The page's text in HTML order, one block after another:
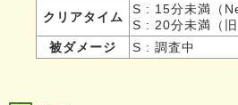
クリアタイム
S : 15分未満（
S : 20分未満（旧
被ダメージ
S : 調査中